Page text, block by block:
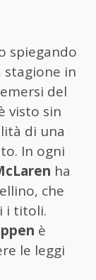
spiegando
stagione in
del
visto sin
di una
In ogni
ha
che
i titoli.
è
le leggi